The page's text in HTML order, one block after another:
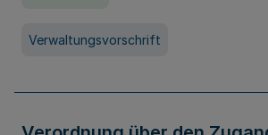
Verwaltungsvorschrift